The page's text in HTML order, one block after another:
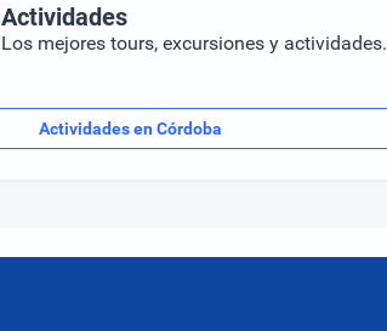
Actividades
Los mejores tours, excursiones y actividades.
Actividades en Córdoba